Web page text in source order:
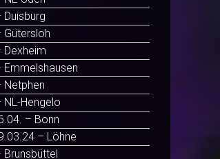
Gütersloh
Dexheim
Emmelshausen
Netphen
Hengelo
– Bonn
– Löhne